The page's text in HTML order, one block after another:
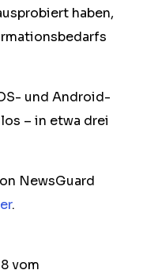
haben,
und Android-
– in etwa drei
NewsGuard
.
vom